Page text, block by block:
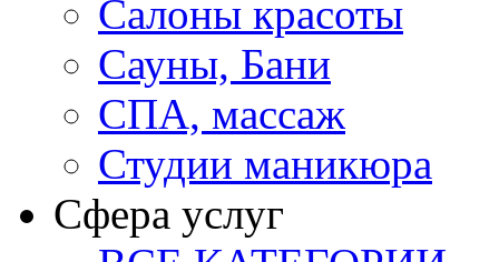
Салоны красоты
Сауны, Бани
СПА, массаж
Студии маникюра
Сфера услуг